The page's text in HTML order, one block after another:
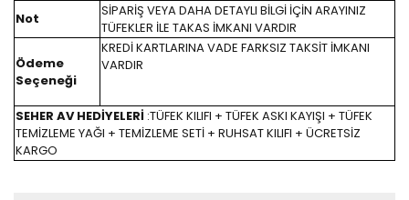
Not
SİPARİŞ VEYA DAHA DETAYLI BİLGİ İÇİN ARAYINIZ
TÜFEKLER İLE TAKAS İMKANI VARDIR
Ödeme
Seçeneği
KREDİ KARTLARINA VADE FARKSIZ TAKSİT İMKANI
VARDIR
SEHER AV HEDİYELERİ :TÜFEK KILIFI + TÜFEK ASKI KAYIŞI + TÜFEK
TEMİZLEME YAĞI + TEMİZLEME SETİ + RUHSAT KILIFI + ÜCRETSİZ
KARGO